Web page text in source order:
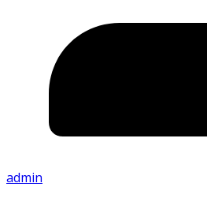
admin